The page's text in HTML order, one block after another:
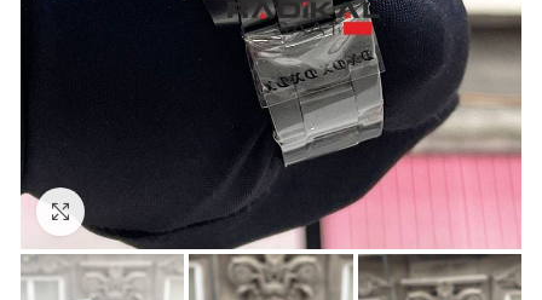
Görseli Büyütün